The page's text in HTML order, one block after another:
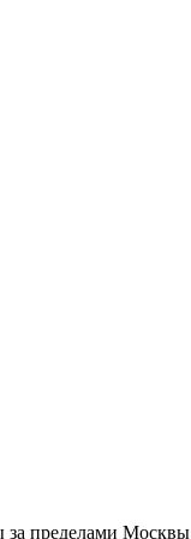
за пределами Москвы